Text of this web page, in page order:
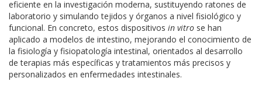
eficiente en la investigación moderna, sustituyendo ratones de
laboratorio y simulando tejidos y órganos a nivel fisiológico y
funcional. En concreto, estos dispositivos in vitro se han
aplicado a modelos de intestino, mejorando el conocimiento de
la fisiología y fisiopatología intestinal, orientados al desarrollo
de terapias más específicas y tratamientos más precisos y
personalizados en enfermedades intestinales.